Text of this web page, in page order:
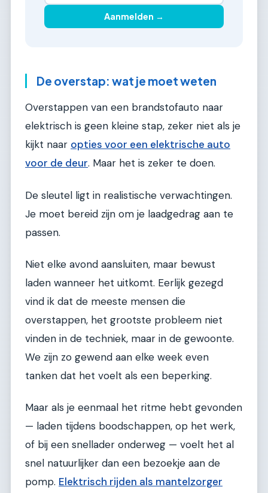
Aanmelden →
De overstap: wat je moet weten
Overstappen van een brandstofauto naar
elektrisch is geen kleine stap, zeker niet als je
kijkt naar opties voor een elektrische auto
voor de deur. Maar het is zeker te doen.
De sleutel ligt in realistische verwachtingen.
Je moet bereid zijn om je laadgedrag aan te
passen.
Niet elke avond aansluiten, maar bewust
laden wanneer het uitkomt. Eerlijk gezegd
vind ik dat de meeste mensen die
overstappen, het grootste probleem niet
vinden in de techniek, maar in de gewoonte.
We zijn zo gewend aan elke week even
tanken dat het voelt als een beperking.
Maar als je eenmaal het ritme hebt gevonden
— laden tijdens boodschappen, op het werk,
of bij een snellader onderweg — voelt het al
snel natuurlijker dan een bezoekje aan de
pomp. Elektrisch rijden als mantelzorger